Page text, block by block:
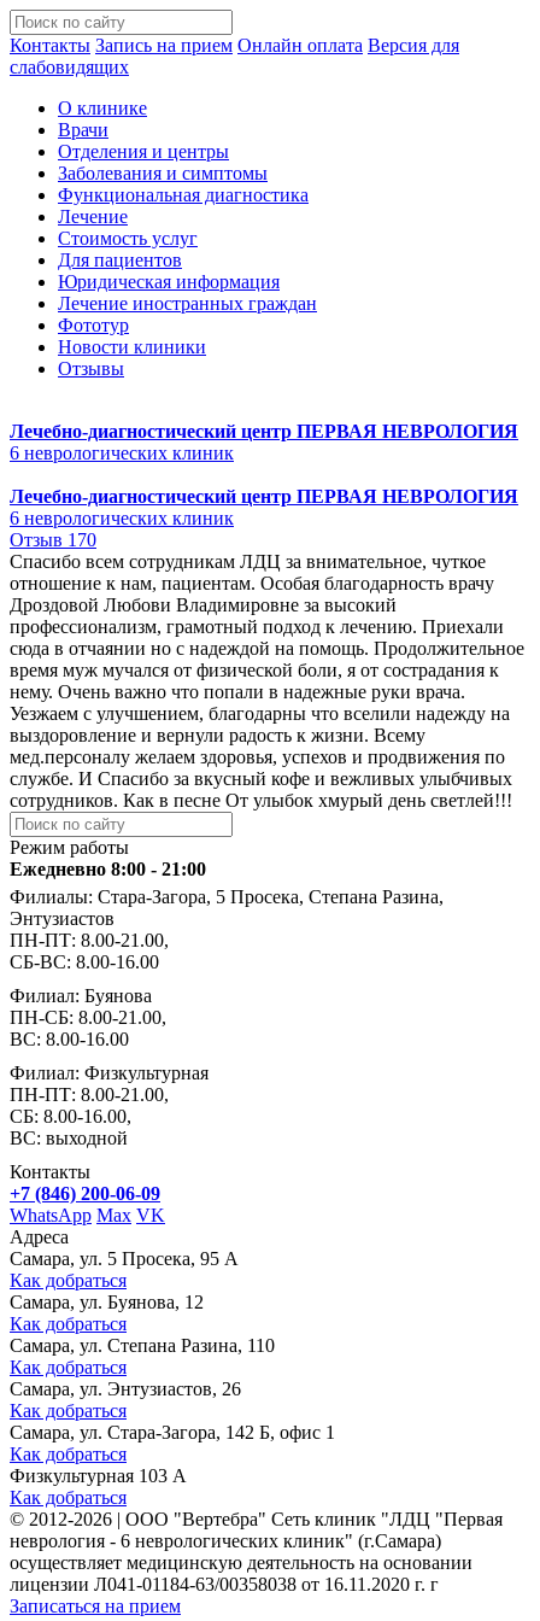
Контакты Запись на прием Онлайн оплата Версия для
слабовидящих
О клинике
Врачи
Отделения и центры
Заболевания и симптомы
Функциональная диагностика
Лечение
Стоимость услуг
Для пациентов
Юридическая информация
Лечение иностранных граждан
Фототур
Новости клиники
Отзывы
Лечебно-диагностический центр ПЕРВАЯ НЕВРОЛОГИЯ
6 неврологических клиник
Лечебно-диагностический центр ПЕРВАЯ НЕВРОЛОГИЯ
6 неврологических клиник
Отзыв 170
Спасибо всем сотрудникам ЛДЦ за внимательное, чуткое
отношение к нам, пациентам. Особая благодарность врачу
Дроздовой Любови Владимировне за высокий
профессионализм, грамотный подход к лечению. Приехали
сюда в отчаянии но с надеждой на помощь. Продолжительное
время муж мучался от физической боли, я от сострадания к
нему. Очень важно что попали в надежные руки врача.
Уезжаем с улучшением, благодарны что вселили надежду на
выздоровление и вернули радость к жизни. Всему
мед.персоналу желаем здоровья, успехов и продвижения по
службе. И Спасибо за вкусный кофе и вежливых улыбчивых
сотрудников. Как в песне От улыбок хмурый день светлей!!!
Режим работы
Ежедневно 8:00 - 21:00
Филиалы: Стара-Загора, 5 Просека, Степана Разина,
Энтузиастов
ПН-ПТ: 8.00-21.00,
СБ-ВС: 8.00-16.00
Филиал: Буянова
ПН-СБ: 8.00-21.00,
ВС: 8.00-16.00
Филиал: Физкультурная
ПН-ПТ: 8.00-21.00,
СБ: 8.00-16.00,
ВС: выходной
Контакты
+7 (846) 200-06-09
WhatsApp Max VK
Адреса
Самара, ул. 5 Просека, 95 А
Как добраться
Самара, ул. Буянова, 12
Как добраться
Самара, ул. Степана Разина, 110
Как добраться
Самара, ул. Энтузиастов, 26
Как добраться
Самара, ул. Стара-Загора, 142 Б, офис 1
Как добраться
Физкультурная 103 А
Как добраться
© 2012-2026 | ООО "Вертебра" Сеть клиник "ЛДЦ "Первая
неврология - 6 неврологических клиник" (г.Самара)
осуществляет медицинскую деятельность на основании
лицензии Л041-01184-63/00358038 от 16.11.2020 г. г
Записаться на прием